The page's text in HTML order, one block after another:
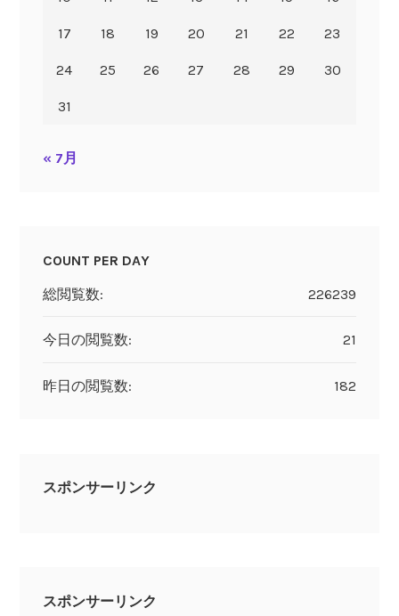
17 18 19 20 21 22 23
24 25 26 27 28 29 30
31
« 7月
COUNT PER DAY
226239
総閲覧数:
21
今日の閲覧数:
182
昨日の閲覧数:
スポンサーリンク
スポンサーリンク